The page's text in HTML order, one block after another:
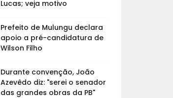
Lucas; veja motivo
Prefeito de Mulungu declara
apoio a pré-candidatura de
Wilson Filho
Durante convenção, João
Azevêdo diz: "serei o senador
das grandes obras da PB"